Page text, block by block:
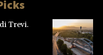
Trevi.